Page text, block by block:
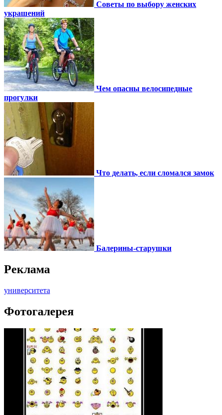
Советы по выбору женских
украшений
Чем опасны велосипедные
прогулки
Что делать, если сломался замок
Балерины-старушки
Реклама
университета
Фотогалерея